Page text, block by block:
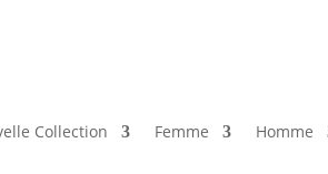
Collection Femme Homme